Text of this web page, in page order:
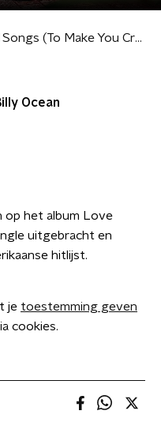
There Will Be Sad Songs (To Make You Cry)
Ocean
op het album Love
uitgebracht en
hitlijst.
je toestemming geven
cookies.